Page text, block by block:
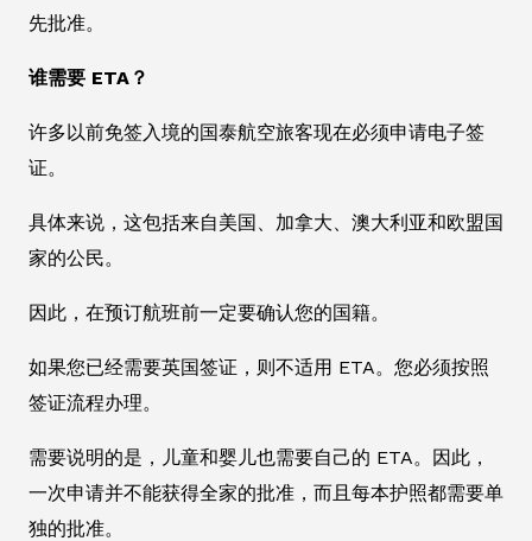
先批准。
谁需要 ETA？
许多以前免签入境的国泰航空旅客现在必须申请电子签
证。
具体来说，这包括来自美国、加拿大、澳大利亚和欧盟国
家的公民。
因此，在预订航班前一定要确认您的国籍。
如果您已经需要英国签证，则不适用 ETA。您必须按照
签证流程办理。
需要说明的是，儿童和婴儿也需要自己的 ETA。因此，
一次申请并不能获得全家的批准，而且每本护照都需要单
独的批准。